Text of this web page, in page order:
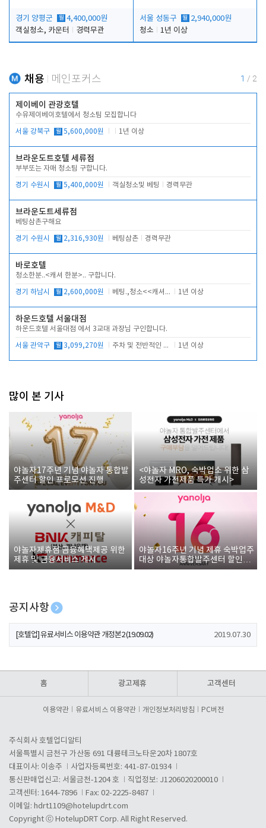
경기 양평군 월 4,400,000원
객실청소, 카운터
경력무관
서울 성동구 월 2,940,000원
청소
1년 이상
채용 메인포커스 1 / 2
제이베이 관광호텔
수유제이베이호텔에서 청소팀 모집합니다
서울 강북구 월 5,600,000원 1년 이상
브라운도트호텔 세류점
부부또는 자매 청소팀 구합니다.
경기 수원시 월 5,400,000원 객실청소및 베팅 경력무관
브라운도트세류점
베팅삼촌구해요
경기 수원시 월 2,316,930원 베팅삼촌 경력무관
바로호텔
청소한분..<캐셔 한분>.. 구합니다.
경기 하남시 월 2,600,000원 베팅.,청소<<캐셔 모셔봅니다. 1년 이상
하운드호텔 서울대점
하운드호텔 서울대점 에서 3교대 과장님 구인합니다.
서울 관악구 월 3,099,270원 주차 및 전반적인 당번업무 1년 이상
많이 본 기사
야놀자17주년 기념 야놀자 통합발
주센터 할인 프로모션 진행
<야놀자 MRO, 숙박업소 위한 삼
성전자 가전제품 특가 개시>
야놀자제휴점 금융혜택제공 위한
제휴 및 금융서비스 게시
야놀자16주년 기념 제휴 숙박업주
대상 야놀자통합발주센터 할인쿠
폰 증정
공지사항
[호텔업] 개인정보 처리방침 개정본1 (19.09.02)
[호텔업] 유료서비스 이용약관 개정본2 (19.09.02) 2019.07.30
홈 광고제휴 고객센터
이용약관 유료서비스 이용약관 개인정보처리방침 PC버전
주식회사 호텔업디알티
서울특별시 금천구 가산동 691 대륭테크노타운20차 1807호
대표이사: 이송주
사업자등록번호: 441-87-01934
통신판매업신고: 서울금천-1204 호
직업정보: J1206020200010
고객센터: 1644-7896
Fax: 02-2225-8487
이메일: hdrt1109@hotelupdrt.com
Copyright ⓒ HotelupDRT Corp. All Right Reserved.